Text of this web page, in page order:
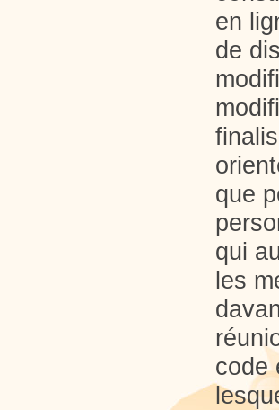
en
de
que
qui
les
code